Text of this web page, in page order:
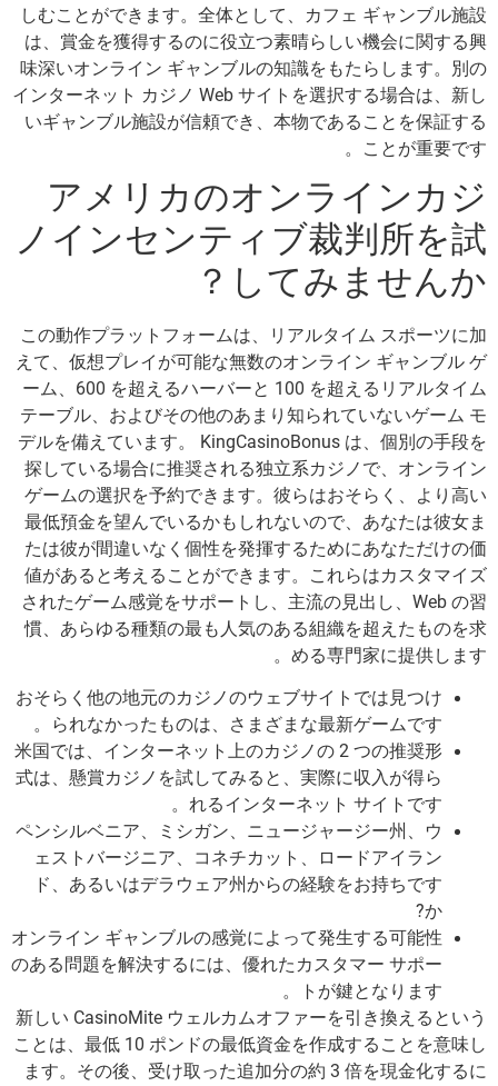
しむことができます。全体として、カフェ ギャンブル施設
は、賞金を獲得するのに役立つ素晴らしい機会に関する興
味深いオンライン ギャンブルの知識をもたらします。別の
インターネット カジノ Web サイトを選択する場合は、新し
いギャンブル施設が信頼でき、本物であることを保証する
ことが重要です。
アメリカのオンラインカジ
ノインセンティブ裁判所を試
してみませんか？
この動作プラットフォームは、リアルタイム スポーツに加
えて、仮想プレイが可能な無数のオンライン ギャンブル ゲ
ーム、600 を超えるハーバーと 100 を超えるリアルタイム
テーブル、およびその他のあまり知られていないゲーム モ
デルを備えています。 KingCasinoBonus は、個別の手段を
探している場合に推奨される独立系カジノで、オンライン
ゲームの選択を予約できます。彼らはおそらく、より高い
最低預金を望んでいるかもしれないので、あなたは彼女ま
たは彼が間違いなく個性を発揮するためにあなただけの価
値があると考えることができます。これらはカスタマイズ
されたゲーム感覚をサポートし、主流の見出し、Web の習
慣、あらゆる種類の最も人気のある組織を超えたものを求
める専門家に提供します。
おそらく他の地元のカジノのウェブサイトでは見つけ
られなかったものは、さまざまな最新ゲームです。
米国では、インターネット上のカジノの 2 つの推奨形
式は、懸賞カジノを試してみると、実際に収入が得ら
れるインターネット サイトです。
ペンシルベニア、ミシガン、ニュージャージー州、ウ
ェストバージニア、コネチカット、ロードアイラン
ド、あるいはデラウェア州からの経験をお持ちです
か?
オンライン ギャンブルの感覚によって発生する可能性
のある問題を解決するには、優れたカスタマー サポー
トが鍵となります。
新しい CasinoMite ウェルカムオファーを引き換えるという
ことは、最低 10 ポンドの最低資金を作成することを意味し
ます。その後、受け取った追加分の約 3 倍を現金化するに